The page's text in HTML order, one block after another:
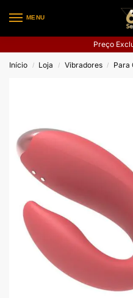
MENU
Preço
Início / Loja / Vibradores / Para